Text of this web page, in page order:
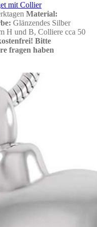
mit Collier
Material:
Glänzendes Silber
H und B, Colliere cca 50
Bitte
fragen haben